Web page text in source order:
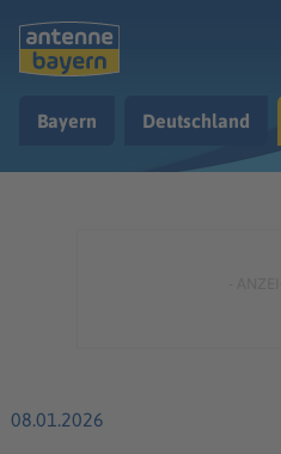
Bayern Deutschland
08.01.2026